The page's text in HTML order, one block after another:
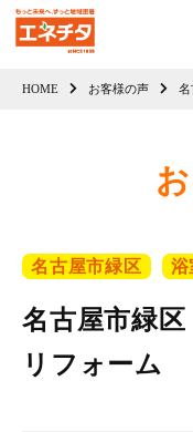
HOME お客様の声
名古屋市緑区 浴
名古屋市緑
リフォーム